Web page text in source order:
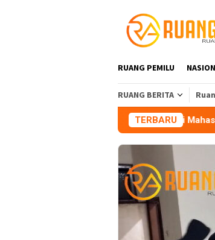
RUANG PEMILU
RUANG BERITA
TERBARU
Aliansi Mahasiswa